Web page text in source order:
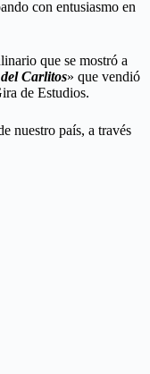
con entusiasmo en
que se mostró a
Carlitos» que vendió
de Estudios.
nuestro país, a través